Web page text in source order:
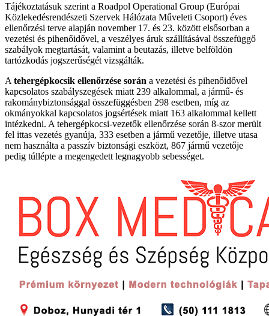
Tájékoztatásuk szerint a Roadpol Operational Group (Európai
Közlekedésrendészeti Szervek Hálózata Műveleti Csoport) éves
ellenőrzési terve alapján november 17. és 23. között elsősorban a
vezetési és pihenőidővel, a veszélyes áruk szállításával összefüggő
szabályok megtartását, valamint a beutazás, illetve belföldön
tartózkodás jogszerűségét vizsgálták.
A tehergépkocsik ellenőrzése során a vezetési és pihenőidővel
kapcsolatos szabályszegések miatt 239 alkalommal, a jármű- és
rakománybiztonsággal összefüggésben 298 esetben, míg az
okmányokkal kapcsolatos jogsértések miatt 163 alkalommal kellett
intézkedni. A tehergépkocsi-vezetők ellenőrzése során 8-szor merült
fel ittas vezetés gyanúja, 333 esetben a jármű vezetője, illetve utasa
nem használta a passzív biztonsági eszközt, 867 jármű vezetője
pedig túllépte a megengedett legnagyobb sebességet.